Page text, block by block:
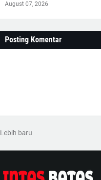
August 07, 2026
Posting Komentar
Lebih baru